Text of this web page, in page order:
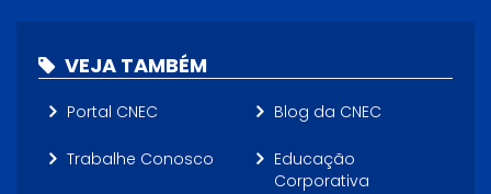
VEJA TAMBÉM
Portal CNEC Blog da CNEC
Trabalhe Conosco
Educação
Corporativa